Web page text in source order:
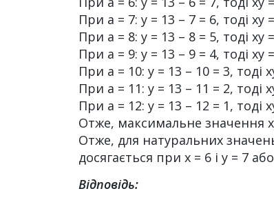
При a = 7: y = 13 – 7 = 6, тоді xy
При a = 8: y = 13 – 8 = 5, тоді xy
При a = 9: y = 13 – 9 = 4, тоді xy
При a = 10: y = 13 – 10 = 3, тоді
При a = 11: y = 13 – 11 = 2, тоді
При a = 12: y = 13 – 12 = 1, тоді
Отже, максимальне значення
Отже, для натуральних
досягається при x = 6 і y = 7
Відповідь: